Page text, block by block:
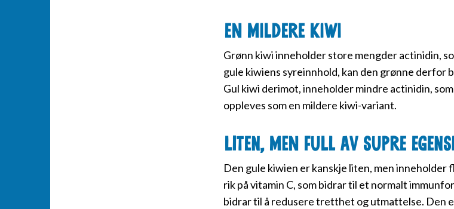
En mildere kiwi
Grønn kiwi inneholder store mengder actinidin,
gule kiwiens syreinnhold, kan den grønne derfor
Gul kiwi derimot, inneholder mindre actinidin,
oppleves som en mildere kiwi-variant.
Liten, men full av supre
Den gule kiwien er kanskje liten, men inneholder
rik på vitamin C, som bidrar til et normalt
bidrar til å redusere tretthet og utmattelse. Den